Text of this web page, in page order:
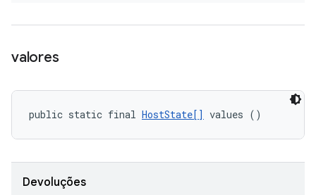
valores
public static final HostState[] values ()
Devoluções